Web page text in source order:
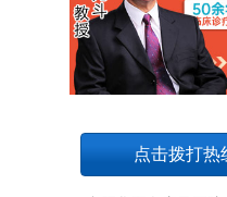
点击拨打热